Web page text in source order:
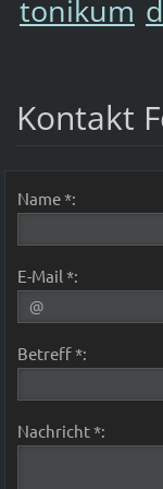
tonikum
Kontakt
Name *:
E-Mail *:
Betreff *:
Nachricht *: